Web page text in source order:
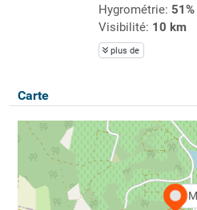
Hygrométrie: 51%
Visibilité: 10 km
plus de
Carte